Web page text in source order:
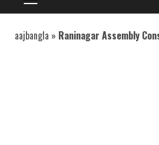
PRIMARY
MENU
aajbangla » Raninagar Assembly